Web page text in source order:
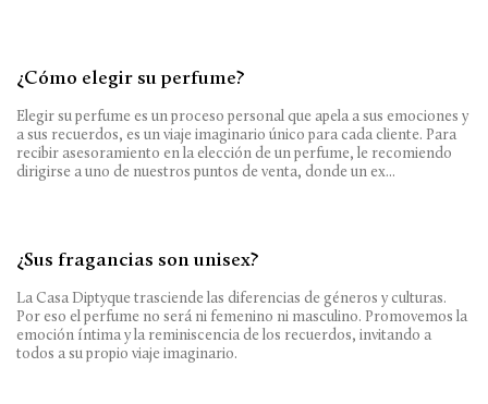
¿Cómo elegir su perfume?
Elegir su perfume es un proceso personal que apela a sus emociones y
a sus recuerdos, es un viaje imaginario único para cada cliente. Para
recibir asesoramiento en la elección de un perfume, le recomiendo
dirigirse a uno de nuestros puntos de venta, donde un ex...
¿Sus fragancias son unisex?
La Casa Diptyque trasciende las diferencias de géneros y culturas.
Por eso el perfume no será ni femenino ni masculino. Promovemos la
emoción íntima y la reminiscencia de los recuerdos, invitando a
todos a su propio viaje imaginario.